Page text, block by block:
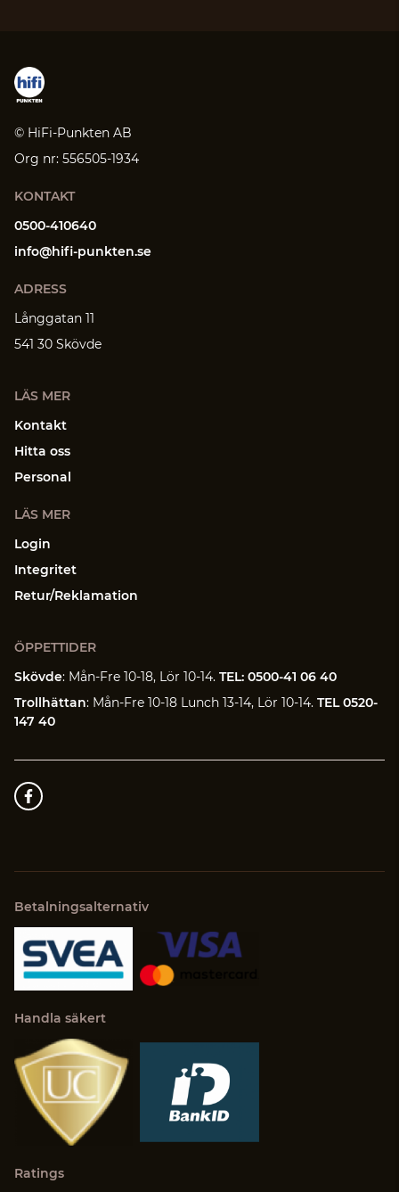
© HiFi-Punkten AB
Org nr: 556505-1934
KONTAKT
0500-410640
info@hifi-punkten.se
ADRESS
Långgatan 11
541 30 Skövde
LÄS MER
Kontakt
Hitta oss
Personal
LÄS MER
Login
Integritet
Retur/Reklamation
ÖPPETTIDER
Skövde: Mån-Fre 10-18, Lör 10-14. TEL: 0500-41 06 40
Trollhättan: Mån-Fre 10-18 Lunch 13-14, Lör 10-14. TEL 0520-
147 40
Betalningsalternativ
Handla säkert
Ratings